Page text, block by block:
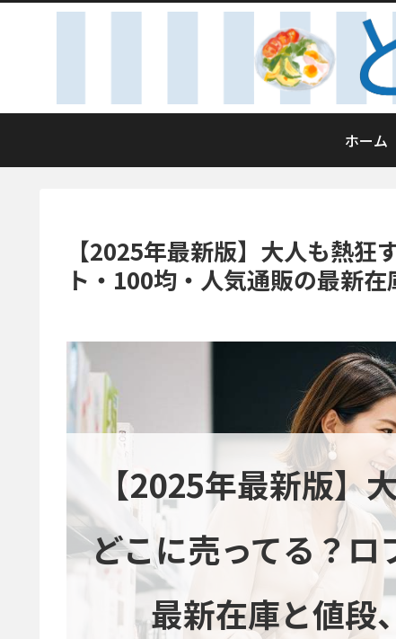
ホーム
【2025年最新版】大人も熱狂
ト・100均・人気通販の最新
【2025年最新版】
どこに売ってる？
最新在庫と値段